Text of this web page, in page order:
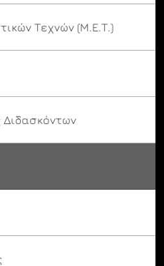
Τεχνών (Μ.Ε.Τ.)
Διδασκόντων